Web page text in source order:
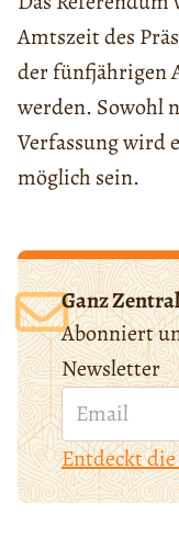
Amtszeit des
der fünfjährigen
werden. Sowohl
Verfassung wird
möglich sein.
Ganz
Abonniert
Newsletter
Entdeckt die